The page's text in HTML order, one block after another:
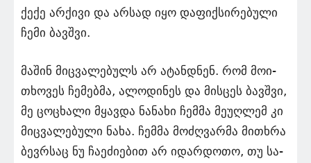
ქე­ქე არ­ქი­ვი და არ­სად იყო და­ფიქ­სი­რე­ბუ­ლი
ჩემი ბავ­შვი.
მაშინ მიც­ვა­ლე­ბუ­ლს არ ატან­დნენ. რომ მო­ი­
თხო­ვეს ჩე­მებ­მა, ალო­დი­ნეს და მის­ცეს ბავ­შვი,
მე ცო­ცხა­ლი მყავ­და ნა­ნა­ხი ჩემ­მა მე­უღ­ლემ კი
მიც­ვა­ლე­ბუ­ლი ნახა. ჩემ­მა მო­ძღვარ­მა მი­თხრა
ბევ­რსაც ნუ ჩა­ე­ძი­ე­ბით არ იდარ­დო­თო, თუ სა­